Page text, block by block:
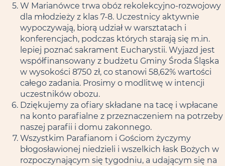
W Marianówce trwa obóz rekolekcyjno-rozwojowy
dla młodzieży z klas 7-8. Uczestnicy aktywnie
wypoczywają, biorą udział w warsztatach i
konferencjach, podczas których starają się m.in.
lepiej poznać sakrament Eucharystii. Wyjazd jest
współfinansowany z budżetu Gminy Środa Śląska
w wysokości 8750 zł, co stanowi 58,62% wartości
całego zadania. Prosimy o modlitwę w intencji
uczestników obozu.
Dziękujemy za ofiary składane na tacę i wpłacane
na konto parafialne z przeznaczeniem na potrzeby
naszej parafii i domu zakonnego.
Wszystkim Parafianom i Gościom życzymy
błogosławionej niedzieli i wszelkich łask Bożych w
rozpoczynającym się tygodniu, a udającym się na